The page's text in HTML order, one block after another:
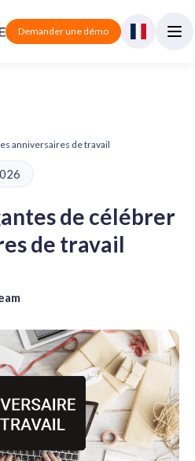
Demander une démo
anniversaires de travail
de célébrer
de travail